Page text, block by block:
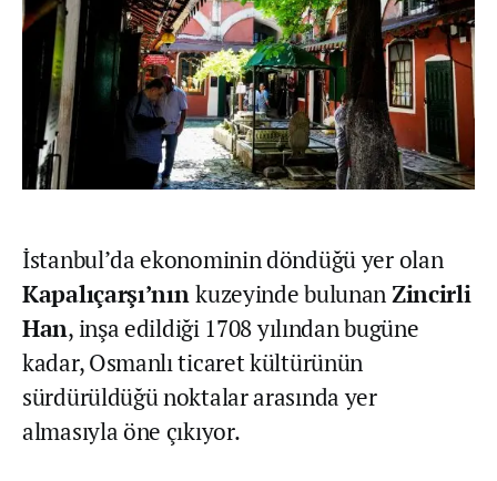
İstanbul’da ekonominin döndüğü yer olan
Kapalıçarşı’nınkuzeyinde bulunanZincirli
Han, inşa edildiği 1708 yılından bugüne
kadar, Osmanlı ticaret kültürünün
sürdürüldüğü noktalar arasında yer
almasıyla öne çıkıyor.